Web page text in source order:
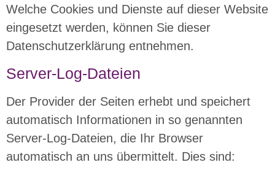
Welche Cookies und Dienste auf dieser Website
eingesetzt werden, können Sie dieser
Datenschutzerklärung entnehmen.
Server-Log-Dateien
Der Provider der Seiten erhebt und speichert
automatisch Informationen in so genannten
Server-Log-Dateien, die Ihr Browser
automatisch an uns übermittelt. Dies sind: